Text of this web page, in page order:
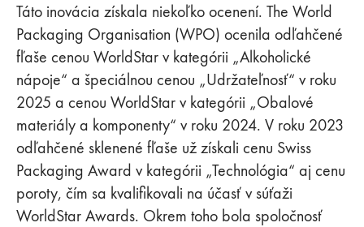
Táto inovácia získala niekoľko ocenení. The World
Packaging Organisation (WPO) ocenila odľahčené
fľaše cenou WorldStar v kategórii „Alkoholické
nápoje“ a špeciálnou cenou „Udržateľnosť“ v roku
2025 a cenou WorldStar v kategórii „Obalové
materiály a komponenty“ v roku 2024. V roku 2023
odľahčené sklenené fľaše už získali cenu Swiss
Packaging Award v kategórii „Technológia“ aj cenu
poroty, čím sa kvalifikovali na účasť v súťaži
WorldStar Awards. Okrem toho bola spoločnosť